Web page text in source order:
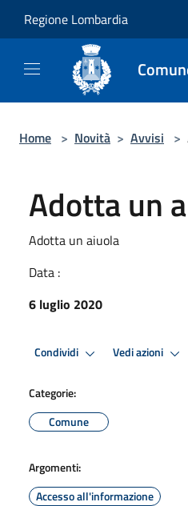
Regione Lombardia
Home > Novità > Avvisi >
Adotta un
Adotta un aiuola
Data :
6 luglio 2020
Condividi Vedi azioni
Categorie:
Comune
Argomenti:
Accesso all'informazione